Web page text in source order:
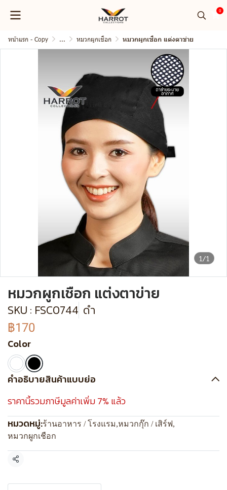
0
หน้าแรก - Copy ... หมวกผูกเชือก หมวกผูกเชือก แต่งตาข่าย
1/1
หมวกผูกเชือก แต่งตาข่าย
SKU : FSC0744 ดำ
฿170
Color
คำอธิบายสินค้าแบบย่อ
ราคานี้รวมภาษีมูลค่าเพิ่ม 7% แล้ว
หมวดหมู่:ร้านอาหาร / โรงแรม,หมวกกุ๊ก / เสิร์ฟ,
หมวกผูกเชือก
แชร์